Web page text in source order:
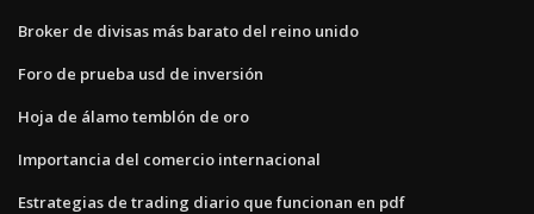
Broker de divisas más barato del reino unido
Foro de prueba usd de inversión
Hoja de álamo temblón de oro
Importancia del comercio internacional
Estrategias de trading diario que funcionan en pdf